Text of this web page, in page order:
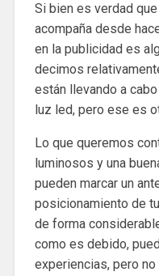
Si bien es verdad
acompaña desde
en la publicidad es
decimos
están llevando a
luz led, pero ese es
Lo que queremos
luminosos y una
pueden marcar un
posicionamiento de
de forma
como es debido,
experiencias, pero